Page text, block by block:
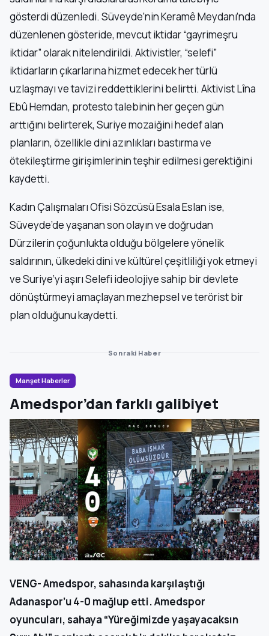
gösterdi düzenledi. Süveyde’nin Keramê Meydanı’nda
düzenlenen gösteride, mevcut iktidar “gayrimeşru
iktidar” olarak nitelendirildi. Aktivistler, “selefi”
iktidarların çıkarlarına hizmet edecek her türlü
uzlaşmayı ve tavizi reddettiklerini belirtti. Aktivist Lîna
Ebû Hemdan, protesto talebinin her geçen gün
arttığını belirterek, Suriye mozaiğini hedef alan
planların, özellikle dini azınlıkları bastırma ve
ötekileştirme girişimlerinin teşhir edilmesi gerektiğini
kaydetti.
Kadın Çalışmaları Ofisi Sözcüsü Esala Eslan ise,
Süveyde’de yaşanan son olayın ve doğrudan
Dürzilerin çoğunlukta olduğu bölgelere yönelik
saldırının, ülkedeki dini ve kültürel çeşitliliği yok etmeyi
ve Suriye’yi aşırı Selefi ideolojiye sahip bir devlete
dönüştürmeyi amaçlayan mezhepsel ve terörist bir
plan olduğunu kaydetti.
Sonraki Haber
Manşet Haberler
Amedspor’dan farklı galibiyet
VENG- Amedspor, sahasında karşılaştığı
Adanaspor’u 4-0 mağlup etti. Amedspor
oyuncuları, sahaya “Yüreğimizde yaşayacaksın